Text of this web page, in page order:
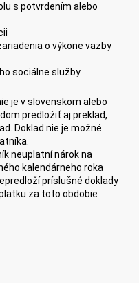
s potvrdením alebo
o výkone väzby
sociálne služby
je v slovenskom alebo
predložiť aj preklad,
Doklad nie je možné
neuplatní nárok na
kalendárneho roka
príslušné doklady
za toto obdobie